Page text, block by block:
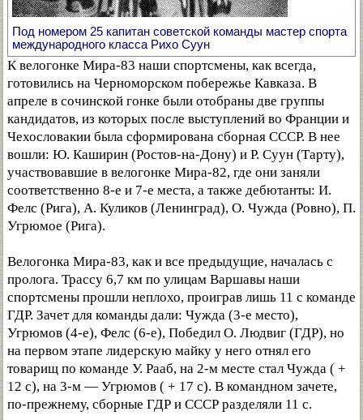
Под номером 25 капитан советской команды мастер спорта
международного класса Рихо Суун
К велогонке Мира-83 наши спортсмены, как всегда,
готовились на Черноморском побережье Кавказа. В
апреле в сочинской гонке были отобраны две группы
кандидатов, из которых после выступлений во Франции и
Чехословакии была сформирована сборная СССР. В нее
вошли: Ю. Каширин (Ростов-на-Дону) и Р. Суун (Тарту),
участвовавшие в велогонке Мира-82, где они заняли
соответственно 8-е и 7-е места, а также дебютанты: И.
Фелс (Рига), А. Куликов (Ленинград), О. Чужда (Ровно), П.
Угрюмое (Рига).
Велогонка Мира-83, как и все предыдущие, началась с
пролога. Трассу 6,7 км по улицам Варшавы наши
спортсмены прошли неплохо, проиграв лишь 11 с команде
ГДР. Зачет для команды дали: Чужда (3-е место),
Угрюмов (4-е), Фелс (6-е), Победил О. Людвиг (ГДР), но
на первом этапе лидерскую майку у него отнял его
товарищ по команде У. Рааб, на 2-м месте стал Чужда ( +
12 с), на 3-м — Угрюмов ( + 17 с). В командном зачете,
по-прежнему, сборные ГДР и СССР разделяли 11 с.